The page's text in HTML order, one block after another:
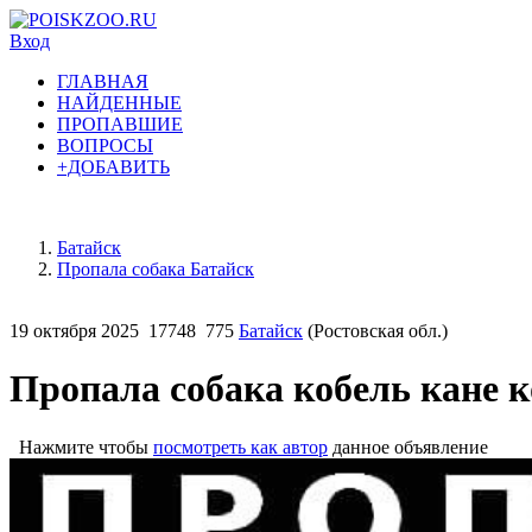
Вход
ГЛАВНАЯ
НАЙДЕННЫЕ
ПРОПАВШИЕ
ВОПРОСЫ
+ДОБАВИТЬ
Батайск
Пропала собака Батайск
19 октября 2025 17748 775 Батайск (Ростовская обл.)
Пропала собака кобель кане
Нажмите чтобы посмотреть как автор данное объявление